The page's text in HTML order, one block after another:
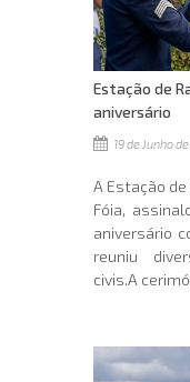
Estação de
aniversário
19 de Junho
A Estação de
Fóia,
aniversário
reuniu
civis.A